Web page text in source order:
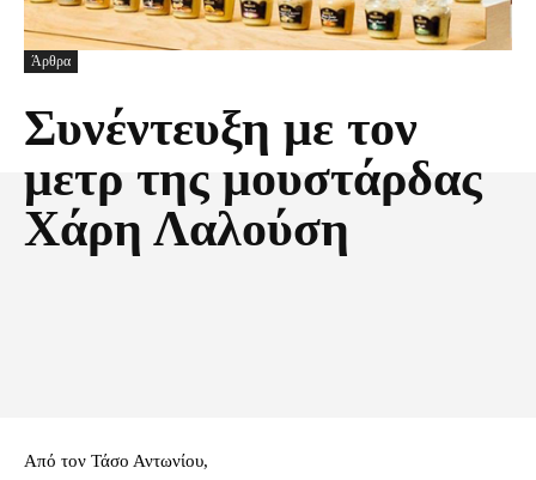
Άρθρα
Συνέντευξη με τον
μετρ της μουστάρδας
Χάρη Λαλούση
Από τον Τάσο Αντωνίου,